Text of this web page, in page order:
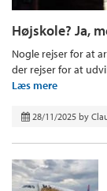
Højskole? Ja,
Nogle rejser for at
der rejser for at
Læs mere
28/11/2025 by